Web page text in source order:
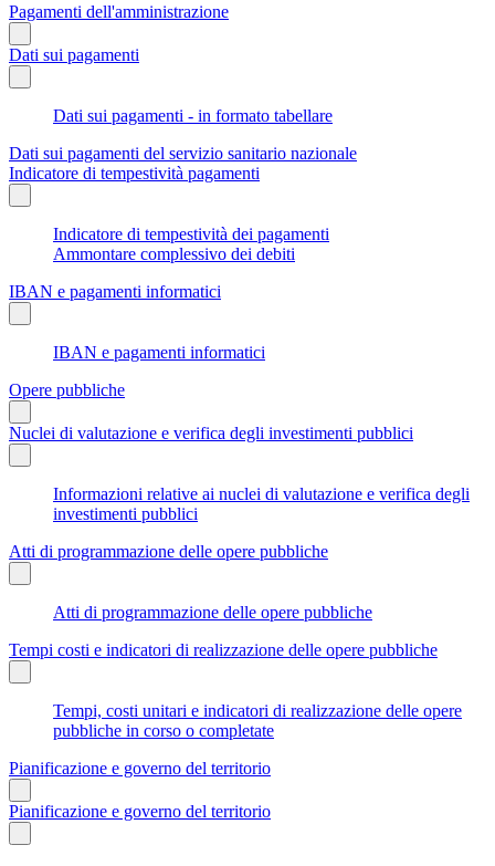
Pagamenti dell'amministrazione
Dati sui pagamenti
Dati sui pagamenti - in formato tabellare
Dati sui pagamenti del servizio sanitario nazionale
Indicatore di tempestività pagamenti
Indicatore di tempestività dei pagamenti
Ammontare complessivo dei debiti
IBAN e pagamenti informatici
IBAN e pagamenti informatici
Opere pubbliche
Nuclei di valutazione e verifica degli investimenti pubblici
Informazioni relative ai nuclei di valutazione e verifica degli
investimenti pubblici
Atti di programmazione delle opere pubbliche
Atti di programmazione delle opere pubbliche
Tempi costi e indicatori di realizzazione delle opere pubbliche
Tempi, costi unitari e indicatori di realizzazione delle opere
pubbliche in corso o completate
Pianificazione e governo del territorio
Pianificazione e governo del territorio